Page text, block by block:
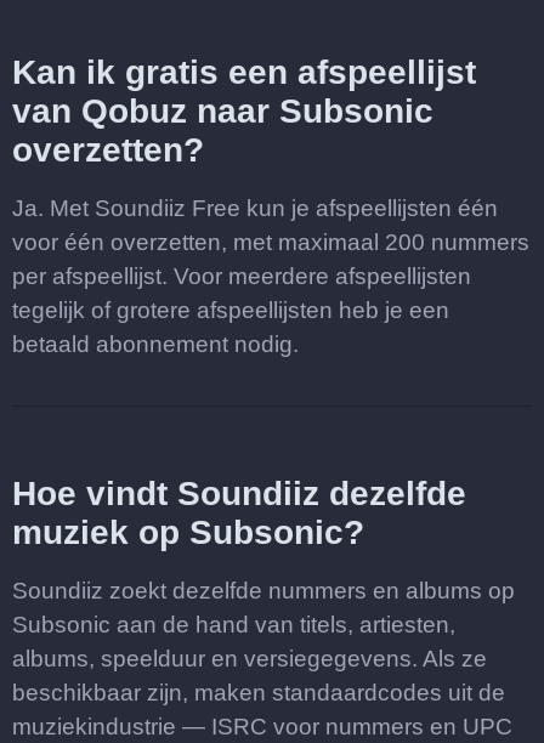
Kan ik gratis een afspeellijst
van Qobuz naar Subsonic
overzetten?
Ja. Met Soundiiz Free kun je afspeellijsten één
voor één overzetten, met maximaal 200 nummers
per afspeellijst. Voor meerdere afspeellijsten
tegelijk of grotere afspeellijsten heb je een
betaald abonnement nodig.
Hoe vindt Soundiiz dezelfde
muziek op Subsonic?
Soundiiz zoekt dezelfde nummers en albums op
Subsonic aan de hand van titels, artiesten,
albums, speelduur en versiegegevens. Als ze
beschikbaar zijn, maken standaardcodes uit de
muziekindustrie — ISRC voor nummers en UPC